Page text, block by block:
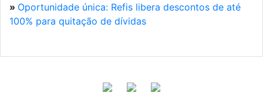
» Oportunidade única: Refis libera descontos de até
100% para quitação de dívidas